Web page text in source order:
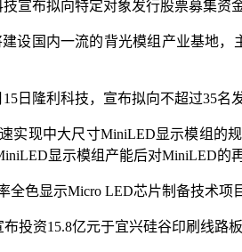
技宣布拟向特定对象发行股票募集
设国内一流的背光模组产业基地
日隆利科技，宣布拟向不超过35名
实现中大尺寸MiniLED显示模组的
显示模组产能后对MiniLED的
全色显示Micro LED芯片制备技术
布投资15.8亿元于宜兴硅谷印刷线